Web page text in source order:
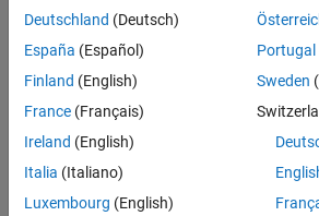
Deutschland (Deutsch)
España (Español)
Finland (English)
France (Français)
Ireland (English)
Italia (Italiano)
Luxembourg (English)
Portugal
Sweden
Antipirateria
Stato dell'applicazione
© 1994-2026 The MathWorks, Inc.